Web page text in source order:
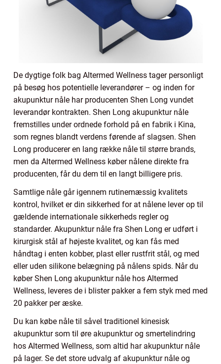
De dygtige folk bag Altermed Wellness tager personligt
på besøg hos potentielle leverandører – og inden for
akupunktur nåle har producenten Shen Long vundet
leverandør kontrakten. Shen Long akupunktur nåle
fremstilles under ordnede forhold på en fabrik i Kina,
som regnes blandt verdens førende af slagsen. Shen
Long producerer en lang række nåle til større brands,
men da Altermed Wellness køber nålene direkte fra
producenten, får du dem til en langt billigere pris.
Samtlige nåle går igennem rutinemæssig kvalitets
kontrol, hvilket er din sikkerhed for at nålene lever op til
gældende internationale sikkerheds regler og
standarder. Akupunktur nåle fra Shen Long er udført i
kirurgisk stål af højeste kvalitet, og kan fås med
håndtag i enten kobber, plast eller rustfrit stål, og med
eller uden silikone belægning på nålens spids. Når du
køber Shen Long akupunktur nåle hos Altermed
Wellness, leveres de i blister pakker a fem styk med med
20 pakker per æske.
Du kan købe nåle til såvel traditionel kinesisk
akupunktur som til øre akupunktur og smertelindring
hos Altermed Wellness, som altid har akupunktur nåle
på lager. Se det store udvalg af akupunktur nåle og